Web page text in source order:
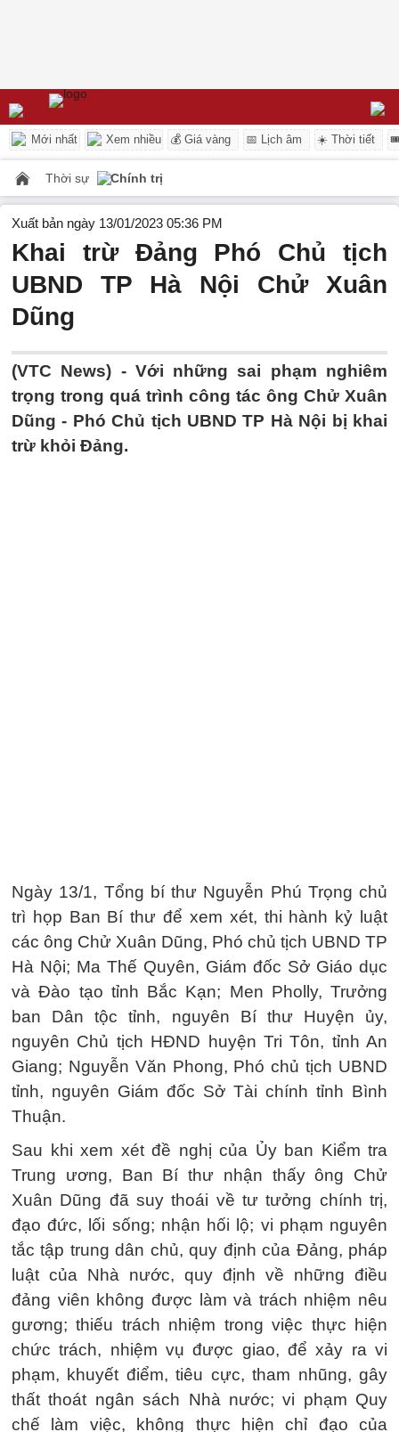
Mới nhất Xem nhiều 💰 Giá vàng 📅 Lịch âm ☀️ Thời tiết
Thời sự Chính trị
Xuất bản ngày 13/01/2023 05:36 PM
Khai trừ Đảng Phó Chủ tịch
UBND TP Hà Nội Chử Xuân
Dũng
(VTC News) - Với những sai phạm nghiêm
trọng trong quá trình công tác ông Chử Xuân
Dũng - Phó Chủ tịch UBND TP Hà Nội bị khai
trừ khỏi Đảng.
Ngày 13/1, Tổng bí thư Nguyễn Phú Trọng chủ
trì họp Ban Bí thư để xem xét, thi hành kỷ luật
các ông Chử Xuân Dũng, Phó chủ tịch UBND TP
Hà Nội; Ma Thế Quyên, Giám đốc Sở Giáo dục
và Đào tạo tỉnh Bắc Kạn; Men Pholly, Trưởng
ban Dân tộc tỉnh, nguyên Bí thư Huyện ủy,
nguyên Chủ tịch HĐND huyện Tri Tôn, tỉnh An
Giang; Nguyễn Văn Phong, Phó chủ tịch UBND
tỉnh, nguyên Giám đốc Sở Tài chính tỉnh Bình
Thuận.
Sau khi xem xét đề nghị của Ủy ban Kiểm tra
Trung ương, Ban Bí thư nhận thấy ông Chử
Xuân Dũng đã suy thoái về tư tưởng chính trị,
đạo đức, lối sống; nhận hối lộ; vi phạm nguyên
tắc tập trung dân chủ, quy định của Đảng, pháp
luật của Nhà nước, quy định về những điều
đảng viên không được làm và trách nhiệm nêu
gương; thiếu trách nhiệm trong việc thực hiện
chức trách, nhiệm vụ được giao, để xảy ra vi
phạm, khuyết điểm, tiêu cực, tham nhũng, gây
thất thoát ngân sách Nhà nước; vi phạm Quy
chế làm việc, không thực hiện chỉ đạo của